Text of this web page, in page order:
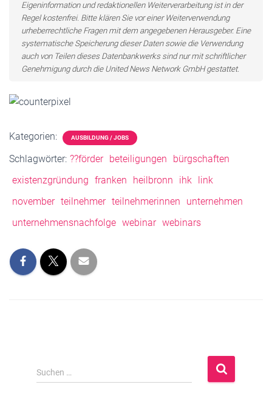
Eigeninformation und redaktionellen Weiterverarbeitung ist in der
Regel kostenfrei. Bitte klären Sie vor einer Weiterverwendung
urheberrechtliche Fragen mit dem angegebenen Herausgeber. Eine
systematische Speicherung dieser Daten sowie die Verwendung
auch von Teilen dieses Datenbankwerks sind nur mit schriftlicher
Genehmigung durch die United News Network GmbH gestattet.
Kategorien: AUSBILDUNG / JOBS
Schlagwörter: ??förder beteiligungen
bürgschaften
existenzgründung franken heilbronn ihk
link
november teilnehmer teilnehmerinnen
unternehmen
unternehmensnachfolge webinar webinars
S
u
Suchen …